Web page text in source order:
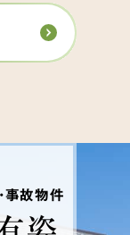
事故物件